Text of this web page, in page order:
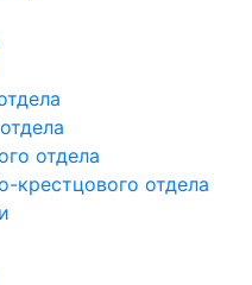
отдела
крестцового отдела